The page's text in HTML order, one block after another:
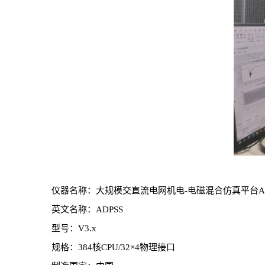
仪器名称：大规模交直流电网机电-电磁混合仿真平台
英文名称：ADPSS
型号：V3.x
规格：384核CPU/32×4物理接口